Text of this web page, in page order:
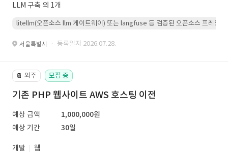
LLM 구축 외 1개
litellm(오픈소스 llm 게이트웨이) 또는 langfuse 등 검증된 오픈소스 프레임워
서울특별시 · 등록일자 2026.07.28.
📔 외주 모집 중
기존 PHP 웹사이트 AWS 호스팅 이전
예상 금액
1,000,000원
예상 기간
30일
개발
웹